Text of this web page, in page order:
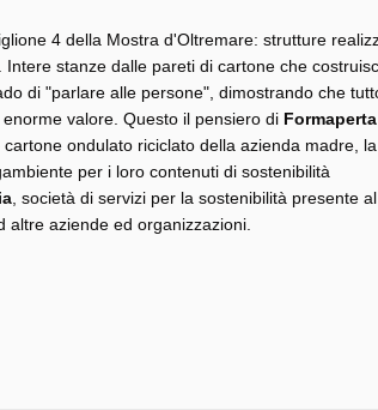
4 della Mostra d'Oltremare: strutture
stanze dalle pareti di cartone che
di "parlare alle persone", dimostrando che
valore. Questo il pensiero di Formaperta
ondulato riciclato della azienda madre, la
per i loro contenuti di sostenibilità
, società di servizi per la sostenibilità presente al
aziende ed organizzazioni.